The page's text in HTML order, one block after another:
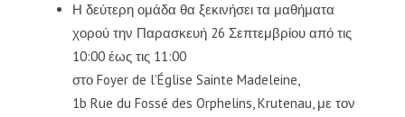
Η δεύτερη ομάδα θα ξεκινήσει τα μαθήματα
χορού την Παρασκευή 26 Σεπτεμβρίου από τις
10:00 έως τις 11:00
στο Foyer de l’Église Sainte Madeleine,
1b Rue du Fossé des Orphelins, Krutenau, με τον